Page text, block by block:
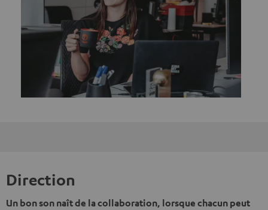
Direction
Un bon son naît de la collaboration, lorsque chacun peut